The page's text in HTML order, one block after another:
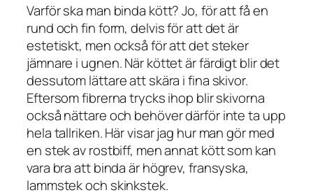
Varför ska man binda kött? Jo, för att få en
rund och fin form, delvis för att det är
estetiskt, men också för att det steker
jämnare i ugnen. När köttet är färdigt blir det
dessutom lättare att skära i fina skivor.
Eftersom fibrerna trycks ihop blir skivorna
också nättare och behöver därför inte ta upp
hela tallriken. Här visar jag hur man gör med
en stek av rostbiff, men annat kött som kan
vara bra att binda är högrev, fransyska,
lammstek och skinkstek.